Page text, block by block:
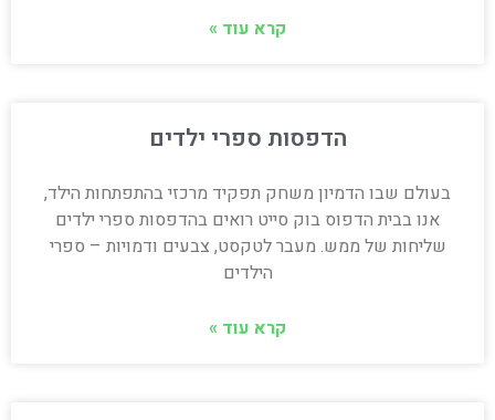
קרא עוד »
הדפסות ספרי ילדים
בעולם שבו הדמיון משחק תפקיד מרכזי בהתפתחות הילד,
אנו בבית הדפוס בוק סייט רואים בהדפסות ספרי ילדים
שליחות של ממש. מעבר לטקסט, צבעים ודמויות – ספרי
הילדים
קרא עוד »